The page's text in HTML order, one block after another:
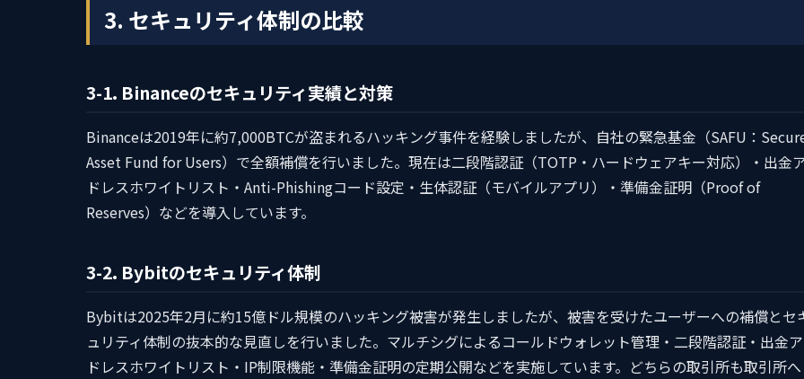
3. セキュリティ体制の比較
3-1. Binanceのセキュリティ実績と対策
Binanceは2019年に約7,000BTCが盗まれるハッキング事件を経験しましたが、自社の緊急基金（SAFU：
Asset Fund for Users）で全額補償を行いました。現在は二段階認証（TOTP・ハードウェアキー対応）・出金
ドレスホワイトリスト・Anti-Phishingコード設定・生体認証（モバイルアプリ）・準備金証明（Proof of
Reserves）などを導入しています。
3-2. Bybitのセキュリティ体制
Bybitは2025年2月に約15億ドル規模のハッキング被害が発生しましたが、被害を受けたユーザーへの補償とセ
ュリティ体制の抜本的な見直しを行いました。マルチシグによるコールドウォレット管理・二段階認証・出金ア
ドレスホワイトリスト・IP制限機能・準備金証明の定期公開などを実施しています。どちらの取引所も取引所へ